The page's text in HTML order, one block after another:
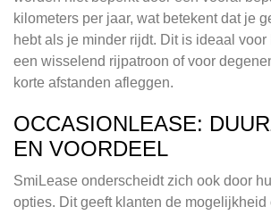
kilometers per jaar, wat betekent dat je
hebt als je minder rijdt. Dit is ideaal voor
een wisselend rijpatroon of voor
korte afstanden afleggen.
OCCASIONLEASE:
EN VOORDEEL
SmiLease onderscheidt zich ook door
opties. Dit geeft klanten de mogelijkheid